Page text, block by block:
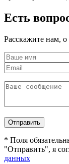
Есть
Расскажите нам,
* Поля
"Отправить", я
данных